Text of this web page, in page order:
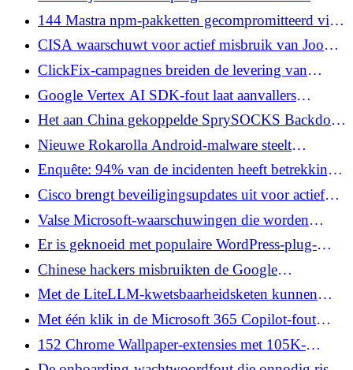
zelfverzekerde prioriteitstelling
sleutels terwijl Chrome-extensies chatbot-chats
vastleggen
144 Mastra npm-pakketten gecompromitteerd via
een gekaapt bijdrageraccount
CISA waarschuwt voor actief misbruik van Joomla
JCE-fout waardoor uitvoering van PHP-code
mogelijk is
ClickFix-campagnes breiden de levering van
malware uit met nieuwe laders en valse update-
lokmiddelen
Google Vertex AI SDK-fout laat aanvallers
modeluploads kapen via bucket-squatting
Het aan China gekoppelde SprySOCKS Backdoor
breidt uit naar Windows met op stuurprogramma's
gebaseerde stealth
Nieuwe Rokarolla Android-malware steelt
pincodes, sms-codes en crypto-
portemonneefondsen
Enquête: 94% van de incidenten heeft betrekking
op geanonimiseerde infrastructuur. Teams zijn nog
steeds reactief
Cisco brengt beveiligingsupdates uit voor actief
misbruikte SD-WAN Manager-fout
Valse Microsoft-waarschuwingen die worden
gebruikt om Noord-Koreaanse NarwhalRAT-
malware te implementeren
Er is geknoeid met populaire WordPress-plug-
inscripts om verborgen achterdeurtjes op sites te
plaatsen
Chinese hackers misbruikten de Google
Workspace-regels om onderzoeks- en
verdedigings-e-mails te stelen
Met de LiteLLM-kwetsbaarheidsketen kunnen
gebruikers met weinig bevoegdheden AI-
gatewayservers overnemen
Met één klik in de Microsoft 365 Copilot-fout
konden aanvallers e-mails, bestanden en MFA-
codes stelen
152 Chrome Wallpaper-extensies met 105K-
installaties gekoppeld aan adware en nepverkeer